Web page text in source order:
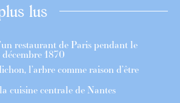
lus
restaurant de Paris pendant le
décembre 1870
l’arbre comme raison d’être
cuisine centrale de Nantes